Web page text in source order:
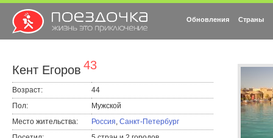
Обновления Страны
Кент Егоров 43
Возраст:
44
Пол:
Мужской
Место жительства:
Россия, Санкт-Петербург